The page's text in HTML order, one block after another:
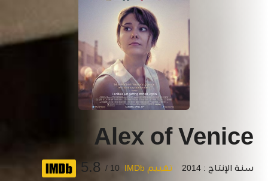
Alex of Venice
سنة الإنتاج : 2014 تقييم IMDb 10 /
5.8